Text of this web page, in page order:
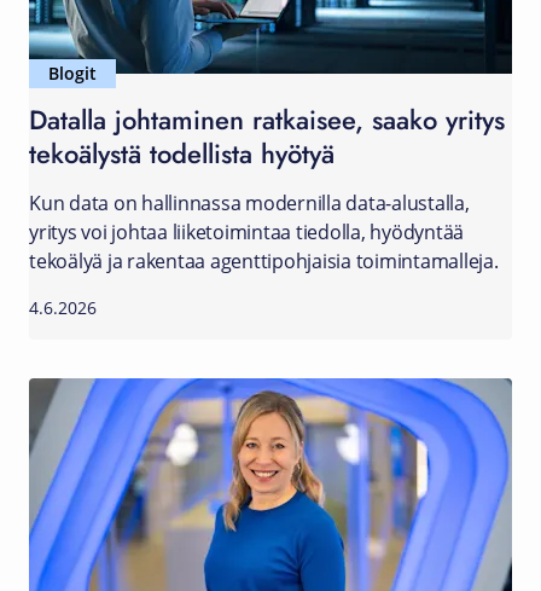
Blogit
Datalla johtaminen ratkaisee, saako yritys
tekoälystä todellista hyötyä
Kun data on hallinnassa modernilla data-alustalla,
yritys voi johtaa liiketoimintaa tiedolla, hyödyntää
tekoälyä ja rakentaa agenttipohjaisia toimintamalleja.
4.6.2026